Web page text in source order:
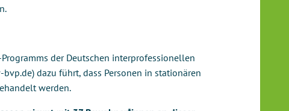
der Deutschen interprofessionellen
dazu führt, dass Personen in stationären
werden.